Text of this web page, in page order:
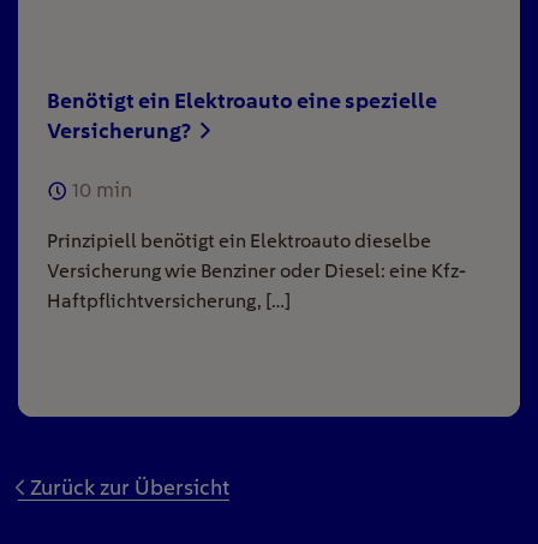
Benötigt ein Elektroauto eine spezielle
Versicherung?
10 min
Prinzipiell benötigt ein Elektroauto dieselbe
Versicherung wie Benziner oder Diesel: eine Kfz-
Haftpflichtversicherung, […]
Zurück zur Übersicht